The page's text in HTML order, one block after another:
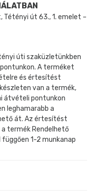
Tétényi út 63., 1. emelet –
úti szaküzletünkben
A terméket
és értesítést
van a termék,
átvételi pontunkon
leghamarabb a
át. Az értesítést
termék Rendelhető
1-2 munkanap